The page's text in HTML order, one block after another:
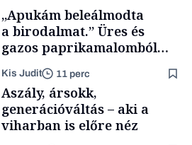
„Apukám beleálmodta
a birodalmat.” Üres és
gazos paprikamalomból
lett az igazi családi
fűszersztori
Kis Judit 11 perc
Aszály, ársokk,
generációváltás – aki a
viharban is előre néz